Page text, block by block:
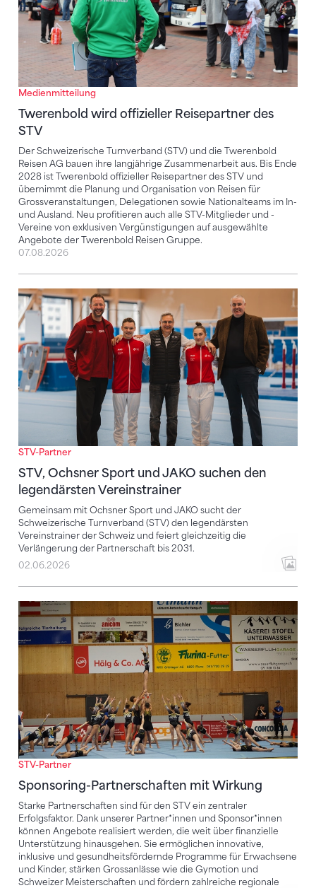
Medienmitteilung
Twerenbold wird offizieller Reisepartner des
STV
Der Schweizerische Turnverband (STV) und die Twerenbold
Reisen AG bauen ihre langjährige Zusammenarbeit aus. Bis Ende
2028 ist Twerenbold offizieller Reisepartner des STV und
übernimmt die Planung und Organisation von Reisen für
Grossveranstaltungen, Delegationen sowie Nationalteams im In-
und Ausland. Neu profitieren auch alle STV-Mitglieder und -
Vereine von exklusiven Vergünstigungen auf ausgewählte
Angebote der Twerenbold Reisen Gruppe.
07.08.2026
STV-Partner
STV, Ochsner Sport und JAKO suchen den
legendärsten Vereinstrainer
Gemeinsam mit Ochsner Sport und JAKO sucht der
Schweizerische Turnverband (STV) den legendärsten
Vereinstrainer der Schweiz und feiert gleichzeitig die
Verlängerung der Partnerschaft bis 2031.
STV, Ochsner Sport und JAKO suchen den
02.06.2026
STV-Partner
Sponsoring-Partnerschaften mit Wirkung
Starke Partnerschaften sind für den STV ein zentraler
Erfolgsfaktor. Dank unserer Partner*innen und Sponsor*innen
können Angebote realisiert werden, die weit über finanzielle
Unterstützung hinausgehen. Sie ermöglichen innovative,
inklusive und gesundheitsfördernde Programme für Erwachsene
und Kinder, stärken Grossanlässe wie die Gymotion und
Schweizer Meisterschaften und fördern zahlreiche regionale
Sponsoring-Partnerschaften mit Wirkung